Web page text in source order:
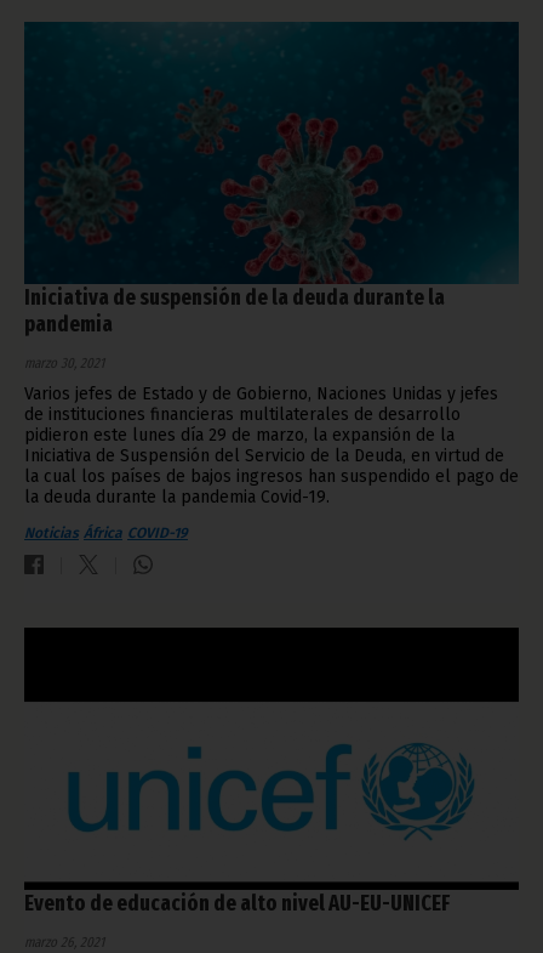
Iniciativa de suspensión de la deuda durante la
pandemia
marzo 30, 2021
Varios jefes de Estado y de Gobierno, Naciones Unidas y jefes
de instituciones financieras multilaterales de desarrollo
pidieron este lunes día 29 de marzo, la expansión de la
Iniciativa de Suspensión del Servicio de la Deuda, en virtud de
la cual los países de bajos ingresos han suspendido el pago de
la deuda durante la pandemia Covid-19.
Noticias África COVID-19
Evento de educación de alto nivel AU-EU-UNICEF
marzo 26, 2021